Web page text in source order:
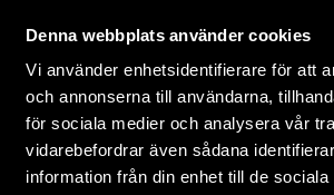
Denna webbplats använder cookies
Vi använder enhetsidentifierare för att
och annonserna till användarna,
för sociala medier och analysera vår
vidarebefordrar även sådana
information från din enhet till de sociala
brand och skruvade referenser till
kontor...
Stockholm